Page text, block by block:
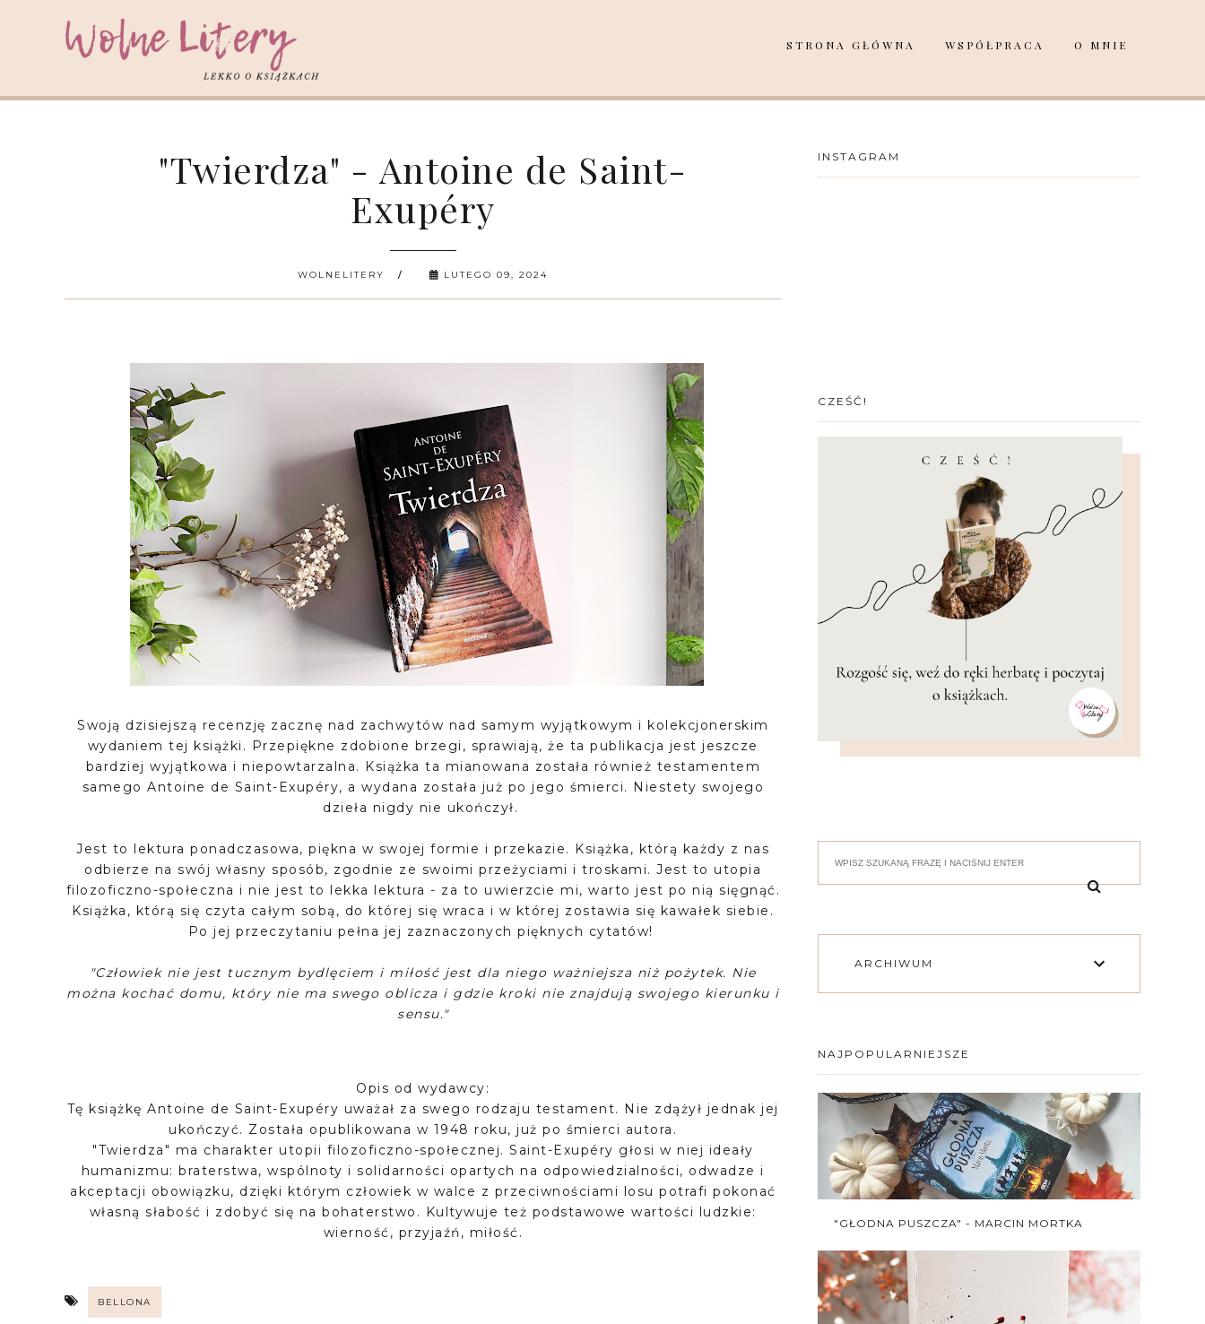
STRONA GŁÓWNA WSPÓŁPRACA O MNIE
"Twierdza" - Antoine de Saint-
Exupéry
WOLNELITERY LUTEGO 09, 2024
Swoją dzisiejszą recenzję zacznę nad zachwytów nad samym wyjątkowym i kolekcjonerskim
wydaniem tej książki. Przepiękne zdobione brzegi, sprawiają, że ta publikacja jest jeszcze
bardziej wyjątkowa i niepowtarzalna. Książka ta mianowana została również testamentem
samego Antoine de Saint-Exupéry, a wydana została już po jego śmierci. Niestety swojego
dzieła nigdy nie ukończył.
Jest to lektura ponadczasowa, piękna w swojej formie i przekazie. Książka, którą każdy z nas
odbierze na swój własny sposób, zgodnie ze swoimi przeżyciami i troskami. Jest to utopia
filozoficzno-społeczna i nie jest to lekka lektura - za to uwierzcie mi, warto jest po nią sięgnąć.
Książka, którą się czyta całym sobą, do której się wraca i w której zostawia się kawałek siebie.
Po jej przeczytaniu pełna jej zaznaczonych pięknych cytatów!
"Człowiek nie jest tucznym bydlęciem i miłość jest dla niego ważniejsza niż pożytek. Nie
można kochać domu, który nie ma swego oblicza i gdzie kroki nie znajdują swojego kierunku i
sensu."
Opis od wydawcy:
Tę książkę Antoine de Saint-Exupéry uważał za swego rodzaju testament. Nie zdążył jednak jej
ukończyć. Została opublikowana w 1948 roku, już po śmierci autora.
"Twierdza" ma charakter utopii filozoficzno-społecznej. Saint-Exupéry głosi w niej ideały
humanizmu: braterstwa, wspólnoty i solidarności opartych na odpowiedzialności, odwadze i
akceptacji obowiązku, dzięki którym człowiek w walce z przeciwnościami losu potrafi pokonać
własną słabość i zdobyć się na bohaterstwo. Kultywuje też podstawowe wartości ludzkie:
wierność, przyjaźń, miłość.
BELLONA
INSTAGRAM
CZEŚĆ!
ARCHIWUM
NAJPOPULARNIEJSZE
"GŁODNA PUSZCZA" - MARCIN MORTKA